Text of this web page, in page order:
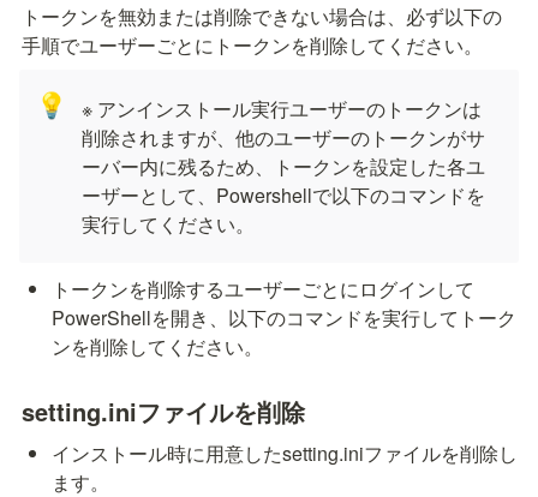
トークンを無効または削除できない場合は、必ず以下の
手順でユーザーごとにトークンを削除してください。
💡
※ アンインストール実行ユーザーのトークンは
削除されますが、他のユーザーのトークンがサ
ーバー内に残るため、トークンを設定した各ユ
ーザーとして、Powershellで以下のコマンドを
実行してください。
トークンを削除するユーザーごとにログインして
PowerShellを開き、以下のコマンドを実行してトーク
ンを削除してください。
setting.iniファイルを削除
インストール時に用意したsetting.iniファイルを削除し
ます。